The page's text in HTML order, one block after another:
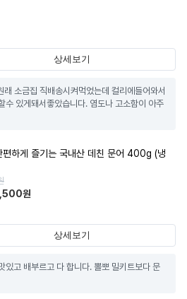
상세보기
소금집 직배송시켜먹었는데 컬리에들어와서
수 있게돼서좋았습니다. 염도나 고소함이 아주
편하게 즐기는 국내산 데친 문어 400g (냉
원
상세보기
있고 배부르고 다 합니다. 뽈뽀 밀키트보다 문